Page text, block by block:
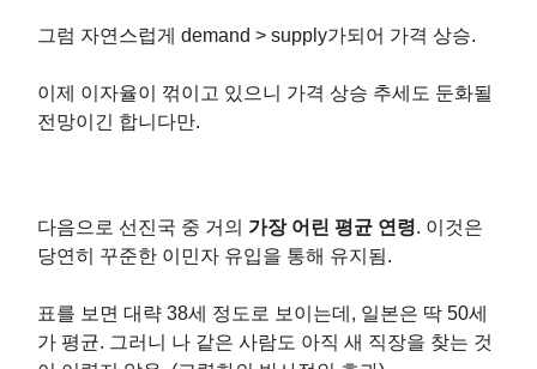
그럼 자연스럽게 demand > supply가되어 가격 상승.
이제 이자율이 꺾이고 있으니 가격 상승 추세도 둔화될
전망이긴 합니다만.
다음으로 선진국 중 거의 가장 어린 평균 연령. 이것은
당연히 꾸준한 이민자 유입을 통해 유지됨.
표를 보면 대략 38세 정도로 보이는데, 일본은 딱 50세
가 평균. 그러니 나 같은 사람도 아직 새 직장을 찾는 것